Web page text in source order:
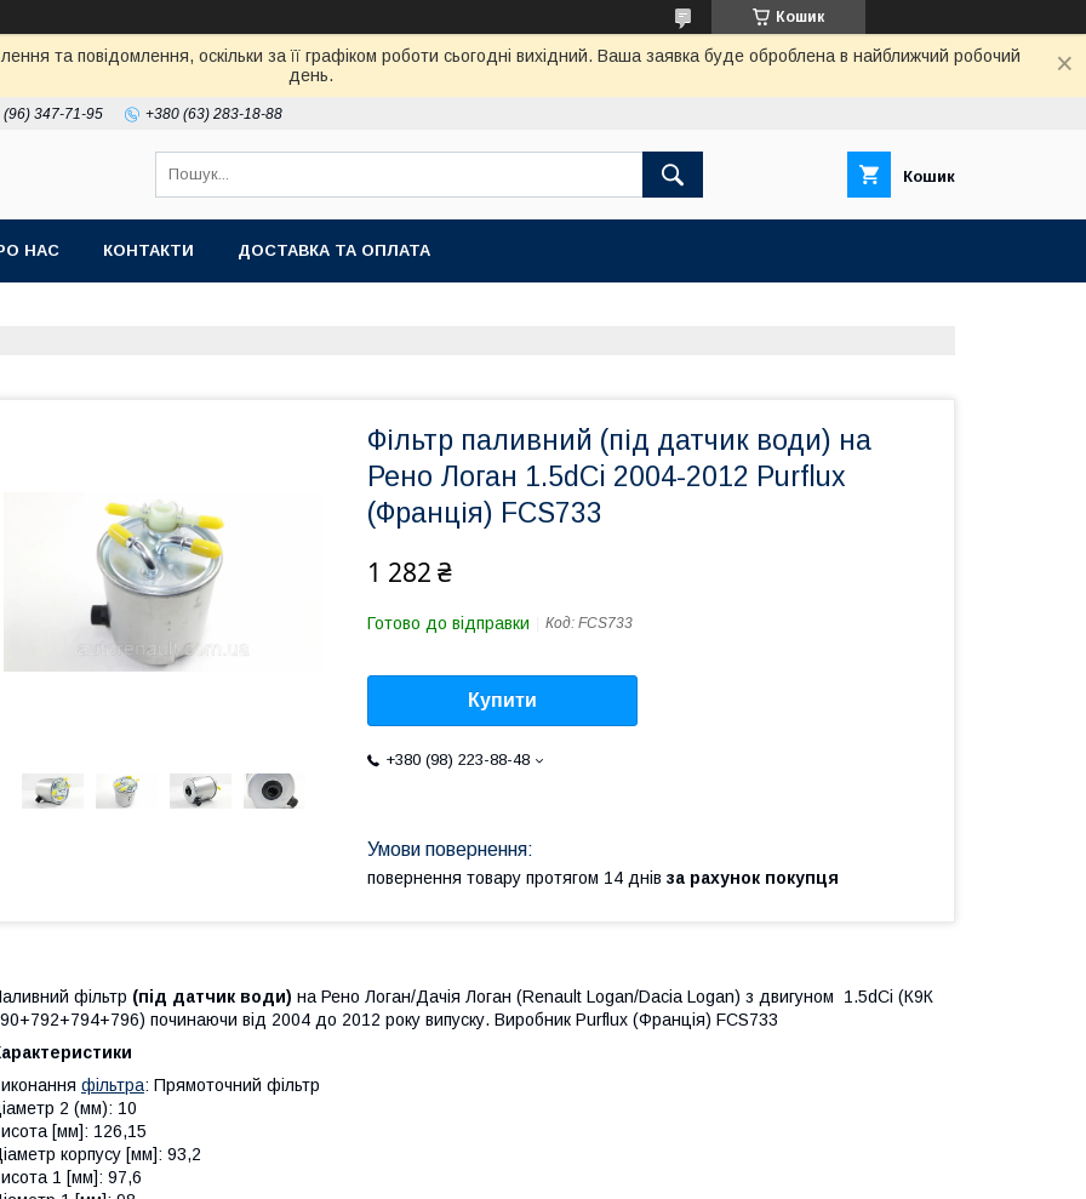
Кошик
та повідомлення, оскільки за її графіком роботи сьогодні вихідний. Ваша заявка буде оброблена в найближчий робочий
день.
(96) 347-71-95 +380 (63) 283-18-88
Кошик
НАС КОНТАКТИ ДОСТАВКА ТА ОПЛАТА
Фільтр паливний (під датчик води) на
Рено Логан 1.5dCi 2004-2012 Purflux
(Франція) FCS733
1 282 ₴
Готово до відправки Код: FCS733
Купити
+380 (98) 223-88-48
повернення товару протягом 14 днів за рахунок покупця
фільтр (під датчик води) на Рено Логан/Дачія Логан (Renault Logan/Dacia Logan) з двигуном 1.5dCi (К9К
починаючи від 2004 до 2012 року випуску. Виробник Purflux (Франція) FCS733
фільтра: Прямоточний фільтр
2 (мм): 10
[мм]: 126,15
корпусу [мм]: 93,2
1 [мм]: 97,6